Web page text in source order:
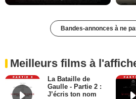
Bandes-annonces à ne
Meilleurs films à
La Bataille de
Gaulle - Partie 2 :
J’écris ton nom